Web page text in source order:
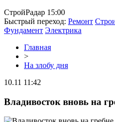
СтройРадар 15:00
Быстрый переход: Ремонт
Фундамент Электрика
Главная
>
На злобу дня
10.11 11:42
Владивосток вновь на